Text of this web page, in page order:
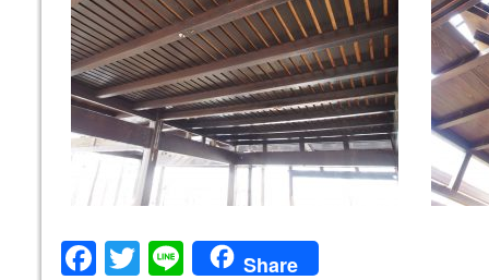
Facebook
Twitter
LineShare